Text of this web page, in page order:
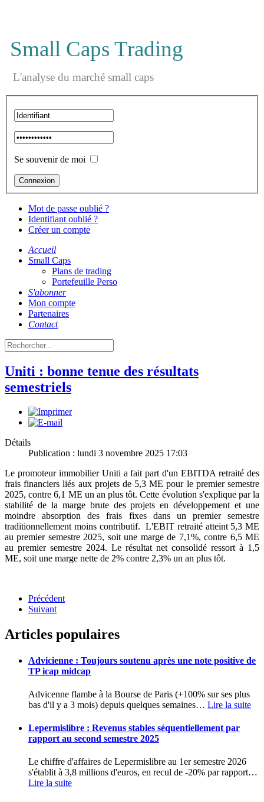
Small Caps Trading
L'analyse du marché small caps
Se souvenir de moi
Mot de passe oublié ?
Identifiant oublié ?
Créer un compte
Accueil
Small Caps
Plans de trading
Portefeuille Perso
S'abonner
Mon compte
Partenaires
Contact
Uniti : bonne tenue des résultats
semestriels
Détails
Publication : lundi 3 novembre 2025 17:03
Le promoteur immobilier Uniti a fait part d'un EBITDA retraité des
frais financiers liés aux projets de 5,3 ME pour le premier semestre
2025, contre 6,1 ME un an plus tôt. Cette évolution s'explique par la
stabilité de la marge brute des projets en développement et une
moindre absorption des frais fixes dans un premier semestre
traditionnellement moins contributif. L'EBIT retraité atteint 5,3 ME
au premier semestre 2025, soit une marge de 7,1%, contre 6,5 ME
au premier semestre 2024. Le résultat net consolidé ressort à 1,5
ME, soit une marge nette de 2% contre 2,3% un an plus tôt.
Précédent
Suivant
Articles populaires
Advicienne : Toujours soutenu après une note positive de
TP icap midcap
Advicenne flambe à la Bourse de Paris (+100% sur ses plus
bas d'il y a 3 mois) depuis quelques semaines… Lire la suite
Lepermislibre : Revenus stables séquentiellement par
rapport au second semestre 2025
Le chiffre d'affaires de Lepermislibre au 1er semestre 2026
s'établit à 3,8 millions d'euros, en recul de -20% par rapport…
Lire la suite